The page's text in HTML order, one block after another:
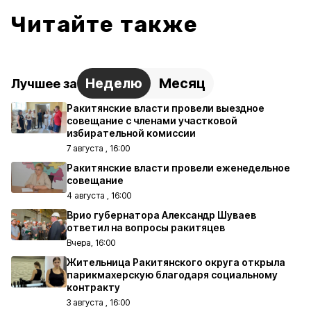
Читайте также
Лучшее за Неделю Месяц
Ракитянские власти провели выездное
совещание с членами участковой
избирательной комиссии
7 августа , 16:00
Ракитянские власти провели еженедельное
совещание
4 августа , 16:00
Врио губернатора Александр Шуваев
ответил на вопросы ракитяцев
Вчера, 16:00
Жительница Ракитянского округа открыла
парикмахерскую благодаря социальному
контракту
3 августа , 16:00